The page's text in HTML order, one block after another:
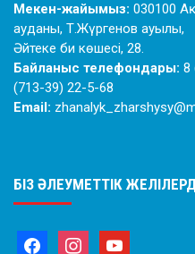
Мекен-жайымыз: 030100
ауданы, Т.Жүргенов ауылы,
Әйтеке би көшесі, 28.
Байланыс телефондары: 8
(713-39) 22-5-68
Email:
БІЗ ӘЛЕУМЕТТІК